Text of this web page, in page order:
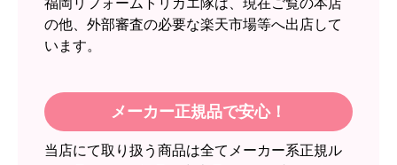
【その他感想・コメント】
2026年6月30日 23:50
欲しい商品をスムーズに注文できましたか？
はい
の他、外部審査の必要な楽天市場等へ出店して
います。
メーカー正規品で安心！
当店にて取り扱う商品は全てメーカー系正規ル